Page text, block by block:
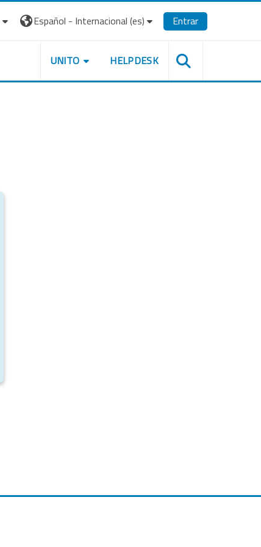
Español - Internacional ‎(es)‎ Entrar
UNITO HELPDESK